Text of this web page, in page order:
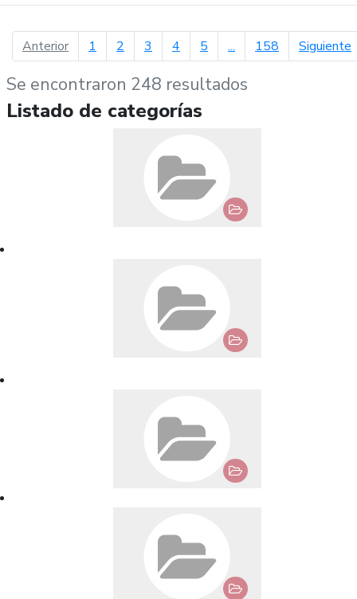
Anteriorpágina anterior
1 2 3 4 5 ... 158 Siguiente
Se encontraron 248 resultados
Listado de categorías